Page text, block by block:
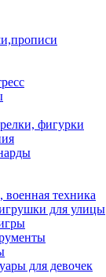
фигурки
техника
для улицы
для девочек